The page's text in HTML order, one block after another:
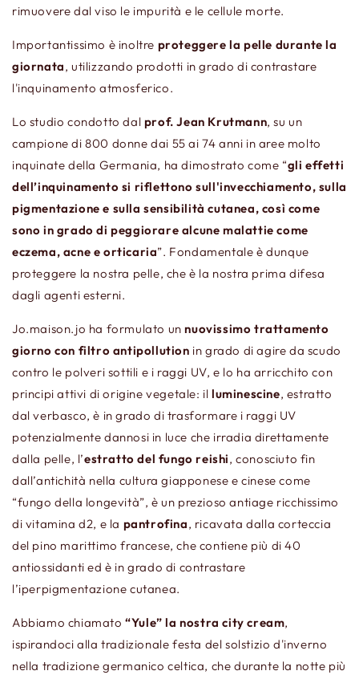
rimuovere dal viso le impurità e le cellule morte.
Importantissimo è inoltre proteggere la pelle durante la
giornata, utilizzando prodotti in grado di contrastare
l'inquinamento atmosferico.
Lo studio condotto dal prof. Jean Krutmann, su un
campione di 800 donne dai 55 ai 74 anni in aree molto
inquinate della Germania, ha dimostrato come “gli effetti
dell’inquinamento si riflettono sull'invecchiamento, sulla
pigmentazione e sulla sensibilità cutanea, così come
sono in grado di peggiorare alcune malattie come
eczema, acne e orticaria”. Fondamentale è dunque
proteggere la nostra pelle, che è la nostra prima difesa
dagli agenti esterni.
Jo.maison.jo ha formulato un nuovissimo trattamento
giorno con filtro antipollution in grado di agire da scudo
contro le polveri sottili e i raggi UV, e lo ha arricchito con
principi attivi di origine vegetale: il luminescine, estratto
dal verbasco, è in grado di trasformare i raggi UV
potenzialmente dannosi in luce che irradia direttamente
dalla pelle, l’estratto del fungo reishi, conosciuto fin
dall’antichità nella cultura giapponese e cinese come
“fungo della longevità”, è un prezioso antiage ricchissimo
di vitamina d2, e la pantrofina, ricavata dalla corteccia
del pino marittimo francese, che contiene più di 40
antiossidanti ed è in grado di contrastare
l’iperpigmentazione cutanea.
Abbiamo chiamato “Yule” la nostra city cream,
ispirandoci alla tradizionale festa del solstizio d'inverno
nella tradizione germanico celtica, che durante la notte più